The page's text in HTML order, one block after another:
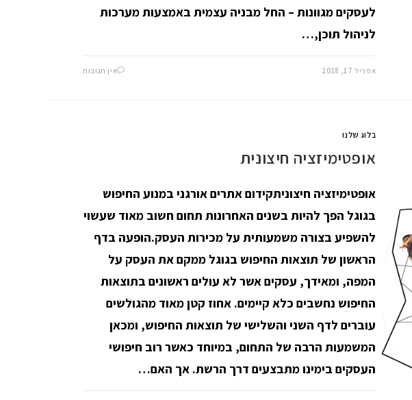
לעסקים מגוונות – החל מבניה עצמית באמצעות מערכות
לניהול תוכן,…
אין תגובות אפריל 17, 2018
בלוג שלנו
אופטימיזציה חיצונית
אופטימיזציה חיצוניתקידום אתרים אורגני במנוע החיפוש
בגוגל הפך להיות בשנים האחרונות תחום חשוב מאוד שעשוי
להשפיע בצורה משמעותית על מכירות העסק.הופעה בדף
הראשון של תוצאות החיפוש בגוגל ממקם את העסק על
המפה, ומאידך, עסקים אשר לא עולים ראשונים בתוצאות
החיפוש נחשבים כלא קיימים. אחוז קטן מאוד מהגולשים
עוברים לדף השני והשלישי של תוצאות החיפוש, ומכאן
המשמעות הרבה של התחום, במיוחד כאשר רוב חיפושי
העסקים בימינו מתבצעים דרך הרשת. אך האם…